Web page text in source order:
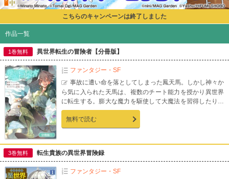
こちらのキャンペーンは終了しました
作品一覧
1巻無料 異世界転生の冒険者【分冊版】
ファンタジー・SF
事故に遭い命を落としてしまった鳳天馬。しかし神々か
ら気に入られた天馬は、複数のチート能力を授かり異世界
に転生する。膨大な魔力を駆使して大魔法を習得したり、
調教能力で魔物と仲良くなったりと、楽しい異世界スロー
ライフが始まる――。【第０話収録】
無料で読む
3巻無料 転生貴族の異世界冒険録
ファンタジー・SF